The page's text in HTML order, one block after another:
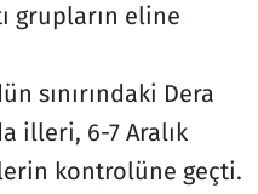
grupların eline
sınırındaki Dera
illeri, 6-7 Aralık
kontrolüne geçti.